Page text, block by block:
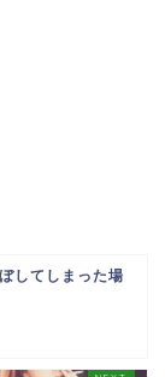
してしまった場